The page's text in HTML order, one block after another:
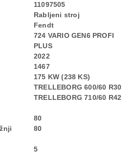
11097505
Rabljeni stroj
Fendt
724 VARIO GEN6 PROFI
PLUS
2022
1467
175 KW (238 KS)
TRELLEBORG 600/60 R30
TRELLEBORG 710/60 R42
80
80
5